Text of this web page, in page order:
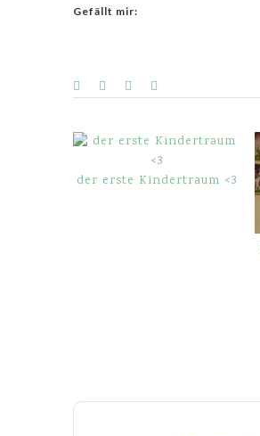
Gefällt mir:
der erste Kindertraum <3